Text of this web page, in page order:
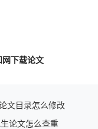
网下载论文
文目录怎么修改
论文怎么查重